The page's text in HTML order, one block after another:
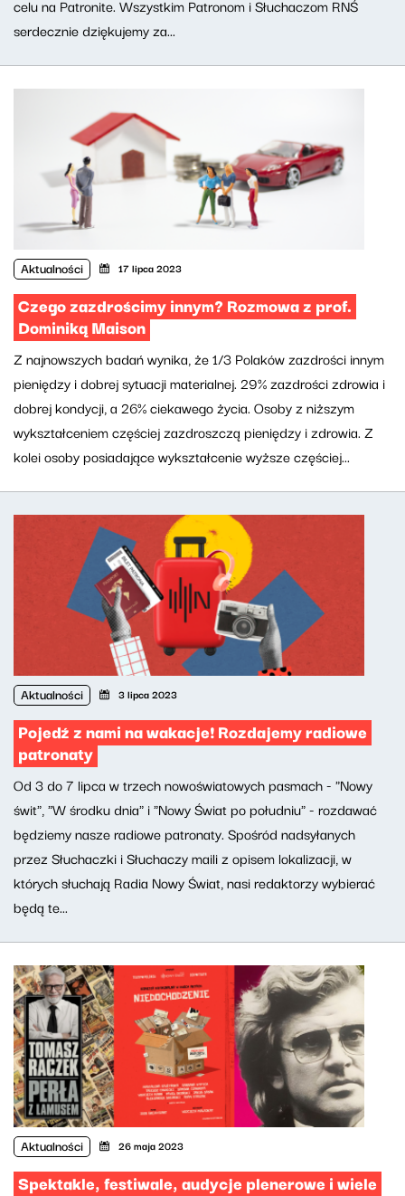
celu na Patronite. Wszystkim Patronom i Słuchaczom RNŚ
serdecznie dziękujemy za...
Aktualności 17 lipca 2023
Czego zazdrościmy innym? Rozmowa z prof.
Dominiką Maison
Z najnowszych badań wynika, że 1/3 Polaków zazdrości innym
pieniędzy i dobrej sytuacji materialnej. 29% zazdrości zdrowia i
dobrej kondycji, a 26% ciekawego życia. Osoby z niższym
wykształceniem częściej zazdroszczą pieniędzy i zdrowia. Z
kolei osoby posiadające wykształcenie wyższe częściej...
Aktualności 3 lipca 2023
Pojedź z nami na wakacje! Rozdajemy radiowe
patronaty
Od 3 do 7 lipca w trzech nowoświatowych pasmach - "Nowy
świt", "W środku dnia" i "Nowy Świat po południu" - rozdawać
będziemy nasze radiowe patronaty. Spośród nadsyłanych
przez Słuchaczki i Słuchaczy maili z opisem lokalizacji, w
których słuchają Radia Nowy Świat, nasi redaktorzy wybierać
będą te...
Aktualności 26 maja 2023
Spektakle, festiwale, audycje plenerowe i wiele